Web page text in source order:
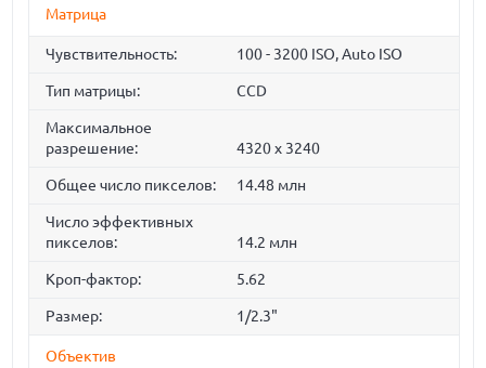
Матрица
Чувствительность: 100 - 3200 ISO, Auto ISO
Тип матрицы: СCD
Максимальное
разрешение:
4320 x 3240
Общее число пикселов: 14.48 млн
Число эффективных
пикселов:
14.2 млн
Кроп-фактор: 5.62
Размер: 1/2.3"
Объектив